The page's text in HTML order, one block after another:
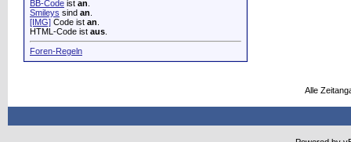
BB-Code ist an
Smileys sind an
[IMG] Code ist an
HTML-Code ist aus
Foren-Regeln
Alle